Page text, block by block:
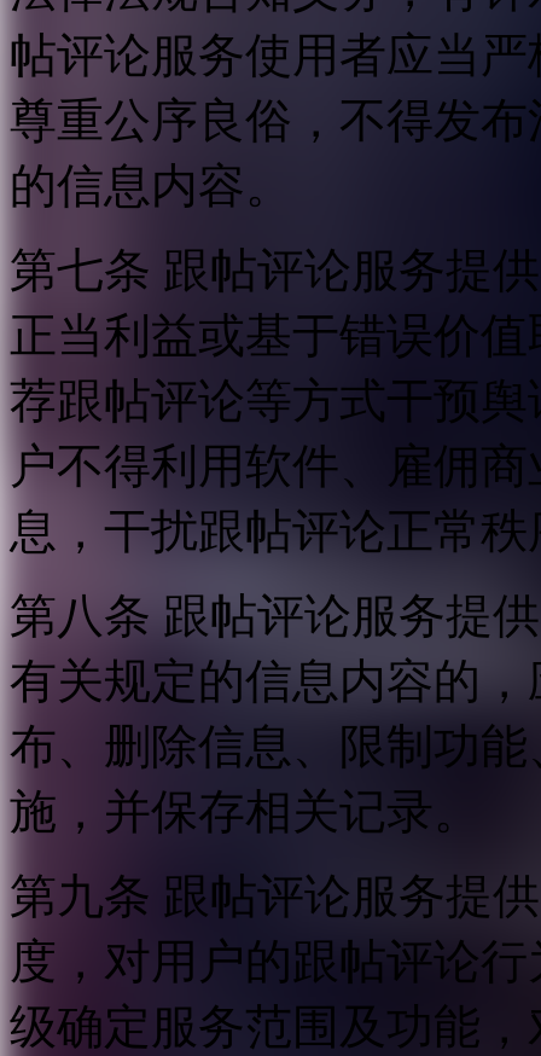
帖评论服务使用者应当
尊重公序良俗，不得发
的信息内容。
第七条 跟帖评论服务提
正当利益或基于错误价
荐跟帖评论等方式干预
户不得利用软件、雇佣
息，干扰跟帖评论正常
第八条 跟帖评论服务提
有关规定的信息内容的
布、删除信息、限制功
施，并保存相关记录。
第九条 跟帖评论服务提
度，对用户的跟帖评论
级确定服务范围及功能